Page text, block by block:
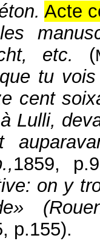
Acte
etc.
(
tu
cent
Lulli,
1859,
on y
, p.155).